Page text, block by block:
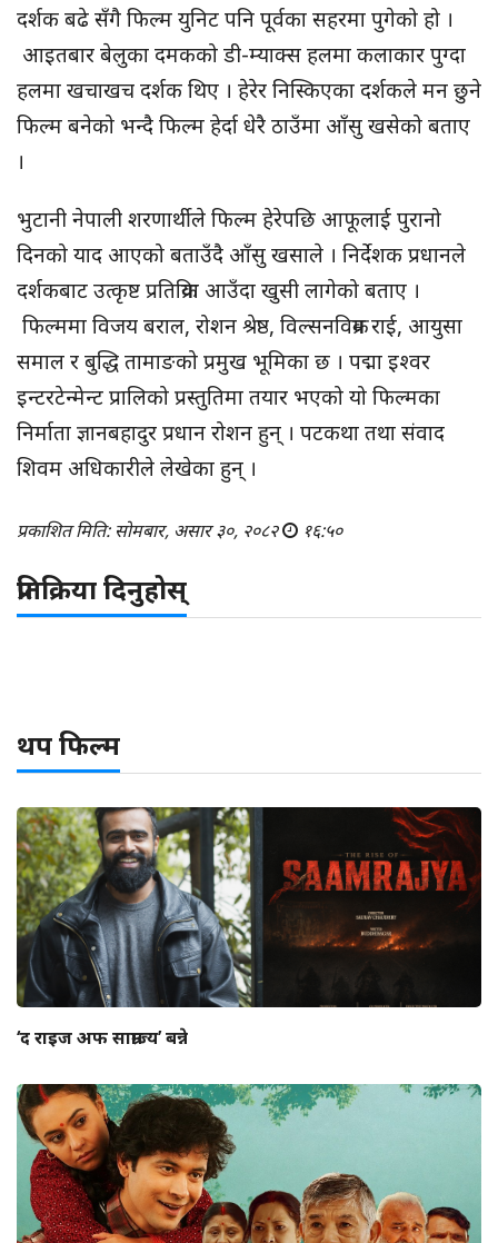
दर्शक बढे सँगै फिल्म युनिट पनि पूर्वका सहरमा पुगेको हो ।
आइतबार बेलुका दमकको डी-म्याक्स हलमा कलाकार पुग्दा
हलमा खचाखच दर्शक थिए । हेरेर निस्किएका दर्शकले मन छुने
फिल्म बनेको भन्दै फिल्म हेर्दा धेरै ठाउँमा आँसु खसेको बताए
।
भुटानी नेपाली शरणार्थीले फिल्म हेरेपछि आफूलाई पुरानो
दिनको याद आएको बताउँदै आँसु खसाले । निर्देशक प्रधानले
दर्शकबाट उत्कृष्ट प्रतिक्रिया आउँदा खुसी लागेको बताए ।
फिल्ममा विजय बराल, रोशन श्रेष्ठ, विल्सनविक्रम राई, आयुसा
समाल र बुद्धि तामाङको प्रमुख भूमिका छ । पद्मा इश्वर
इन्टरटेन्मेन्ट प्रालिको प्रस्तुतिमा तयार भएको यो फिल्मका
निर्माता ज्ञानबहादुर प्रधान रोशन हुन् । पटकथा तथा संवाद
शिवम अधिकारीले लेखेका हुन् ।
प्रकाशित मिति: सोमबार, असार ३०, २०८२ १६:५०
प्रतिक्रिया दिनुहोस्
थप फिल्म
‘द राइज अफ साम्राज्य’ बन्ने